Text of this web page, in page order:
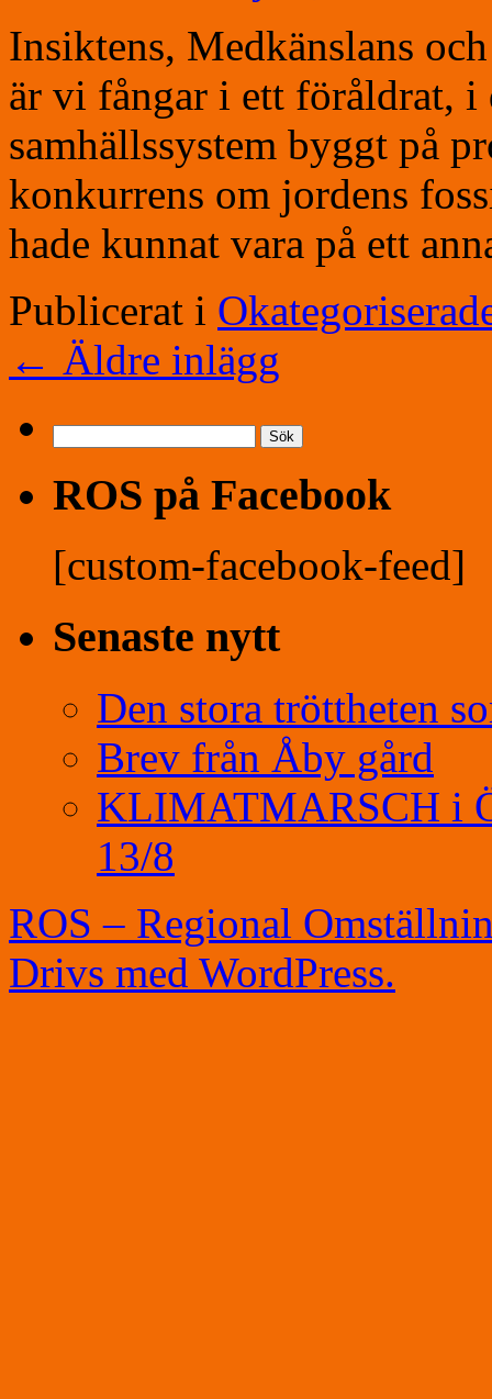
Insiktens, Medkänslans
är vi fångar i ett föråldrat, i
samhällssystem byggt på
konkurrens om jordens
hade kunnat vara på ett
Publicerat i
← Äldre inlägg
efter:
ROS på Facebook
[custom-facebook-feed]
Senaste nytt
Den stora tröttheten
Brev från Åby gård
KLIMATMARSCH i
13/8
ROS – Regional
Drivs med WordPress.